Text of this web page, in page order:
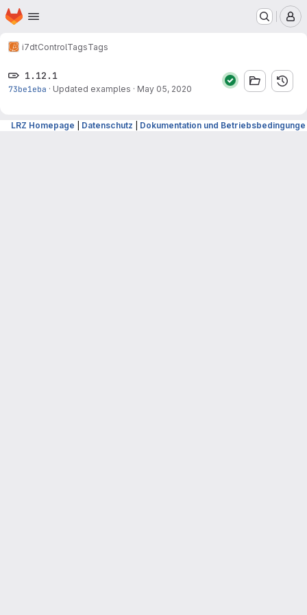
Skip to main content
Homepage
i7dtControlTagsTags
1.12.1
73be1eba · Updated examples · May 05, 2020
LRZ Homepage Datenschutz Dokumentation und